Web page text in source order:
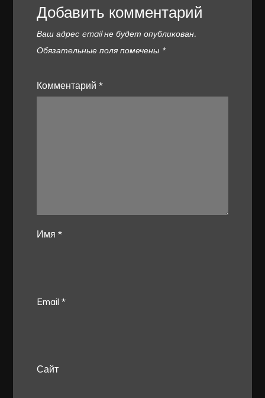
Добавить комментарий
Ваш адрес email не будет опубликован.
Обязательные поля помечены *
Комментарий*
Имя*
Email*
Сайт